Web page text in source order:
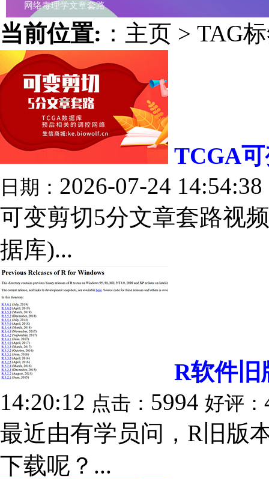
当前位置: ： 主页 > TAG
TCGA
日期： 2026-07-24 14:54:38
可变剪切5分文章套路视
据库)...
R软件旧
14:20:12 点击： 5994 好评：
最近由有学员问，R旧版
下载呢？...